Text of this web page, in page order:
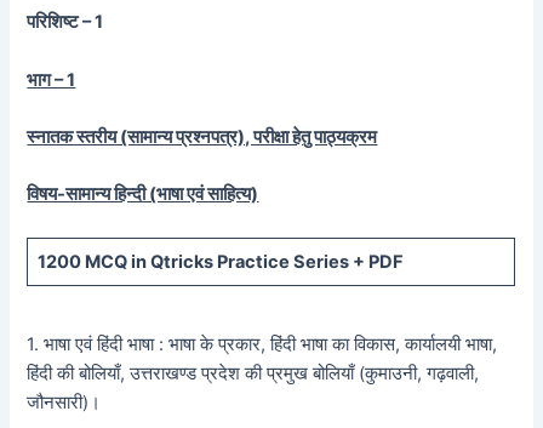
परिशिष्ट – 1
भाग – 1
स्नातक स्तरीय (सामान्य प्रश्नपत्र), परीक्षा हेतु पाठ्यक्रम
विषय-सामान्य हिन्दी (भाषा एवं साहित्य)
1200 MCQ in Qtricks Practice Series + PDF
1. भाषा एवं हिंदी भाषा : भाषा के प्रकार, हिंदी भाषा का विकास, कार्यालयी भाषा,
हिंदी की बोलियाँ, उत्तराखण्ड प्रदेश की प्रमुख बोलियाँ (कुमाउनी, गढ़वाली,
जौनसारी)।